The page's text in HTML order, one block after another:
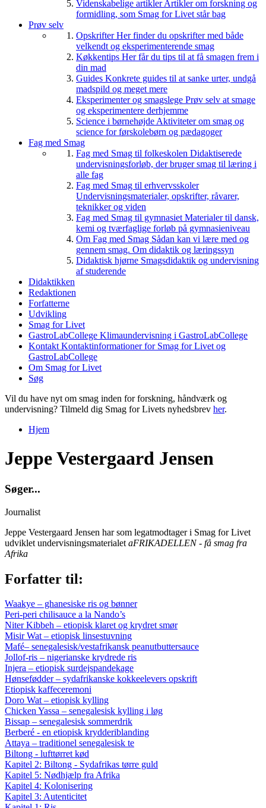
Videnskabelige artiklerArtikler om forskning og
formidling, som Smag for Livet står bag
Prøv selv
OpskrifterHer finder du opskrifter med både
velkendt og eksperimenterende smag
Køkkentips Her får du tips til at få smagen frem i
din mad
Guides Konkrete guides til at sanke urter, undgå
madspild og meget mere
Eksperimenter og smagslege Prøv selv at smage
og eksperimentere derhjemme
Science i børnehøjde Aktiviteter om smag og
science for førskolebørn og pædagoger
Fag med Smag
Fag med Smag til folkeskolen Didaktiserede
undervisningsforløb, der bruger smag til læring i
alle fag
Fag med Smag til erhvervsskoler
Undervisningsmaterialer, opskrifter, råvarer,
teknikker og viden
Fag med Smag til gymnasiet Materialer til dansk,
kemi og tværfaglige forløb på gymnasieniveau
Om Fag med Smag Sådan kan vi lære med og
gennem smag. Om didaktik og læringssyn
Didaktisk hjørne Smagsdidaktik og undervisning
af studerende
Didaktikken
Redaktionen
Forfatterne
Udvikling
Smag for Livet
GastroLabCollege Klimaundervisning i GastroLabCollege
Kontakt Kontaktinformationer for Smag for Livet og
GastroLabCollege
Om Smag for Livet
Søg
Vil du have nyt om smag inden for forskning, håndværk og
undervisning? Tilmeld dig Smag for Livets nyhedsbrev her.
Hjem
Jeppe Vestergaard Jensen
Søger...
Journalist
Jeppe Vestergaard Jensen har som legatmodtager i Smag for Livet
udviklet undervisningsmaterialet aFRIKADELLEN - få smag fra
Afrika
Forfatter til:
Waakye – ghanesiske ris og bønner
Peri-peri chilisauce a la Nando’s
Niter Kibbeh – etiopisk klaret og krydret smør
Misir Wat – etiopisk linsestuvning
Mafé– senegalesisk/vestafrikansk peanutbuttersauce
Jollof-ris – nigerianske krydrede ris
Injera – etiopisk surdejspandekage
Hønsefødder – sydafrikanske kokkeelevers opskrift
Etiopisk kaffeceremoni
Doro Wat – etiopisk kylling
Chicken Yassa – senegalesisk kylling i løg
Bissap – senegalesisk sommerdrik
Berberé - en etiopisk krydderiblanding
Attaya – traditionel senegalesisk te
Biltong - lufttørret kød
Kapitel 2: Biltong - Sydafrikas tørre guld
Kapitel 5: Nødhjælp fra Afrika
Kapitel 4: Kolonisering
Kapitel 3: Autenticitet